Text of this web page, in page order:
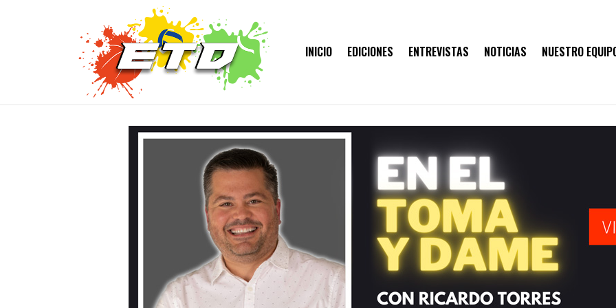
INICIO EDICIONES ENTREVISTAS NOTICIAS NUESTRO